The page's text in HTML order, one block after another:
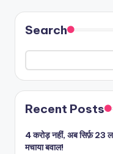
Search
Recent Posts
4 करोड़ नहीं, अब सिर्फ़ 23
मचाया बवाल!